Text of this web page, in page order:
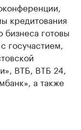
кредитования
бизнеса готовы
госучастием,
ВТБ, ВТБ 24,
а также